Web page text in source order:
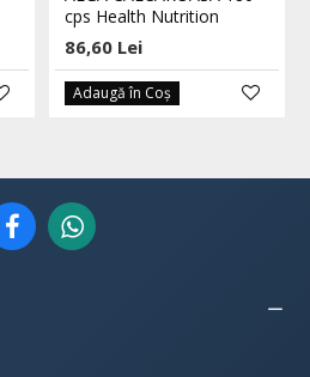
cps Health Nutrition
86,60 Lei
Adaugă în Coş